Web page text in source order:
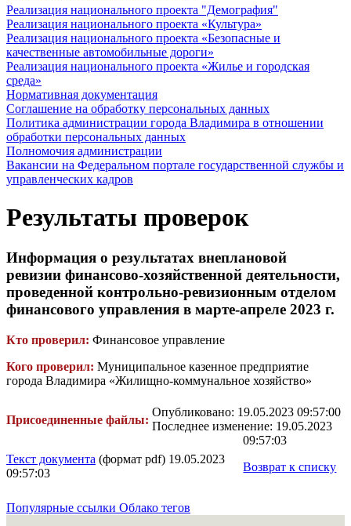
Реализация национального проекта "Демография"
Реализация национального проекта «Культура»
Реализация национального проекта «Безопасные и
качественные автомобильные дороги»
Реализация национального проекта «Жилье и городская
среда»
Нормативная документация
Соглашение на обработку персональных данных
Политика администрации города Владимира в отношении
обработки персональных данных
Полномочия администрации
Вакансии на Федеральном портале государственной службы и
управленческих кадров
Результаты проверок
Информация о результатах внеплановой
ревизии финансово-хозяйственной деятельности,
проведенной контрольно-ревизионным отделом
финансового управления в марте-апреле 2023 г.
Кто проверил: Финансовое управление
Кого проверил: Муниципальное казенное предприятие
города Владимира «Жилищно-коммунальное хозяйство»
Присоединенные файлы:
Текст документа (формат pdf) 19.05.2023
09:57:03
Опубликовано: 19.05.2023 09:57:00
Последнее изменение: 19.05.2023
09:57:03
Возврат к списку
Популярные ссылки Облако тегов